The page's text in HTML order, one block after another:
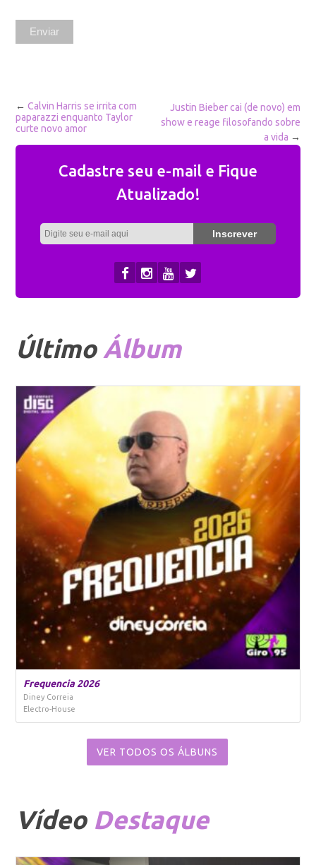
←Calvin Harris se irrita com
paparazzi enquanto Taylor
curte novo amor
Justin Bieber cai (de novo) em
show e reage filosofando sobre
a vida →
Cadastre seu e-mail e Fique
Atualizado!
Último Álbum
Frequencia 2026
Diney Correia
Electro-House
VER TODOS OS ÁLBUNS
Vídeo Destaque